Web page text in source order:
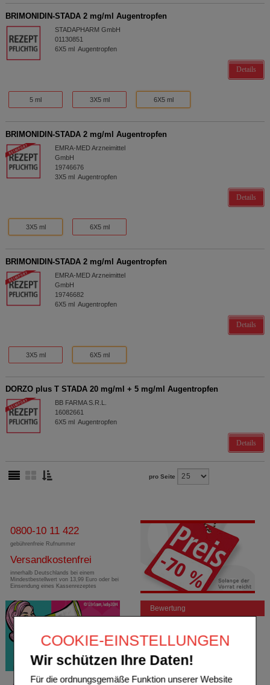
COOKIE-EINSTELLUNGEN
Wir schützen Ihre Daten!
Für die ordnungsgemäße Funktion unserer Website
BRIMONIDIN-STADA 2 mg/ml Augentropfen
STADAPHARM GmbH
01130851
6X5 ml Augentropfen
Details
5 ml 3X5 ml 6X5 ml
BRIMONIDIN-STADA 2 mg/ml Augentropfen
EMRA-MED Arzneimittel
GmbH
19746676
3X5 ml Augentropfen
Details
3X5 ml 6X5 ml
BRIMONIDIN-STADA 2 mg/ml Augentropfen
EMRA-MED Arzneimittel
GmbH
19746682
6X5 ml Augentropfen
Details
3X5 ml 6X5 ml
DORZO plus T STADA 20 mg/ml + 5 mg/ml Augentropfen
BB FARMA S.R.L.
16082661
6X5 ml Augentropfen
Details
pro Seite
0800-10 11 422
gebührenfreie Rufnummer
Versandkostenfrei
innerhalb Deutschlands bei einem
Mindestbestellwert von 13,99 Euro oder bei
Einsendung eines Kassenrezeptes
Bewertung